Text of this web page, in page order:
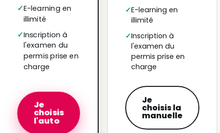
E-learning en
illimité
Inscription à
l'examen du
permis prise en
charge
Je
choisis
l'auto
E-learning en
illimité
Inscription à
l'examen du
permis prise en
charge
Je
choisis la
manuelle